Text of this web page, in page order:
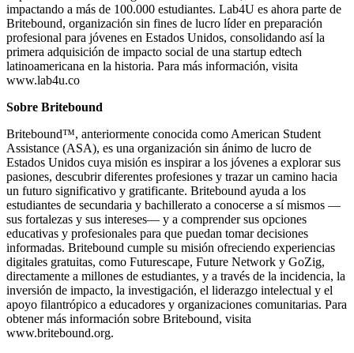
impactando a más de 100.000 estudiantes. Lab4U es ahora parte de
Britebound, organización sin fines de lucro líder en preparación
profesional para jóvenes en Estados Unidos, consolidando así la
primera adquisición de impacto social de una startup edtech
latinoamericana en la historia. Para más información, visita
www.lab4u.co
Sobre Britebound
Britebound™, anteriormente conocida como American Student
Assistance (ASA), es una organización sin ánimo de lucro de
Estados Unidos cuya misión es inspirar a los jóvenes a explorar sus
pasiones, descubrir diferentes profesiones y trazar un camino hacia
un futuro significativo y gratificante. Britebound ayuda a los
estudiantes de secundaria y bachillerato a conocerse a sí mismos —
sus fortalezas y sus intereses— y a comprender sus opciones
educativas y profesionales para que puedan tomar decisiones
informadas. Britebound cumple su misión ofreciendo experiencias
digitales gratuitas, como Futurescape, Future Network y GoZig,
directamente a millones de estudiantes, y a través de la incidencia, la
inversión de impacto, la investigación, el liderazgo intelectual y el
apoyo filantrópico a educadores y organizaciones comunitarias. Para
obtener más información sobre Britebound, visita
www.britebound.org.